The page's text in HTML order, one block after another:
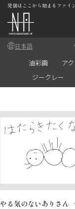
発信はここから始まるファイ
日本語
油彩画 ア
ジークレー
やる気のないありさん